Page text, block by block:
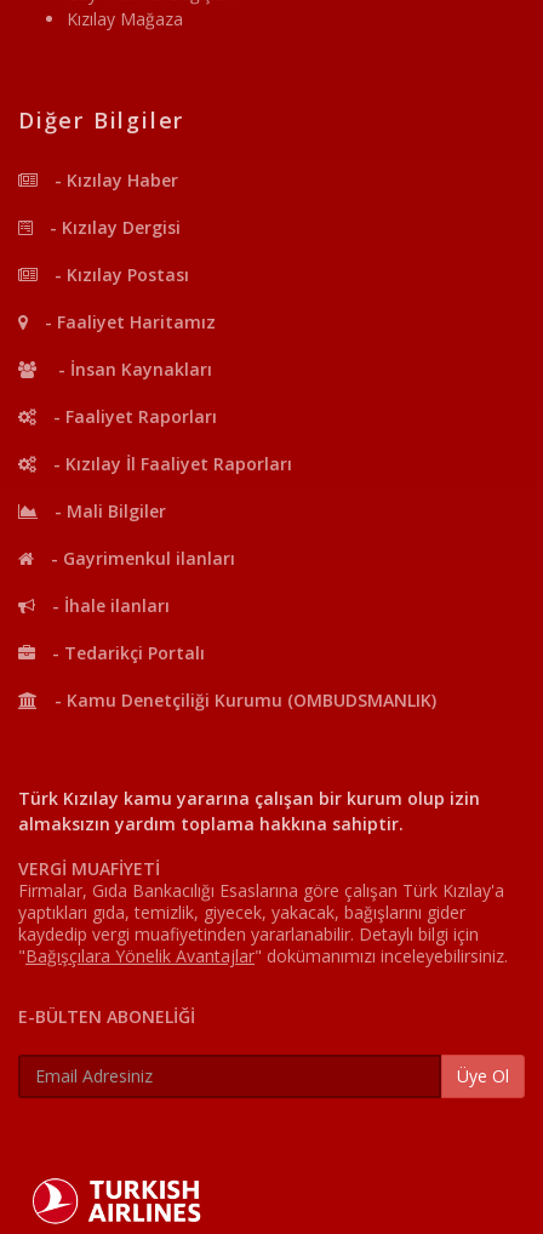
Kızılay Mağaza
Diğer Bilgiler
- Kızılay Haber
- Kızılay Dergisi
- Kızılay Postası
- Faaliyet Haritamız
- İnsan Kaynakları
- Faaliyet Raporları
- Kızılay İl Faaliyet Raporları
- Mali Bilgiler
- Gayrimenkul ilanları
- İhale ilanları
- Tedarikçi Portalı
- Kamu Denetçiliği Kurumu (OMBUDSMANLIK)
Türk Kızılay kamu yararına çalışan bir kurum olup izin
almaksızın yardım toplama hakkına sahiptir.
VERGİ MUAFİYETİ
Firmalar, Gıda Bankacılığı Esaslarına göre çalışan Türk Kızılay'a
yaptıkları gıda, temizlik, giyecek, yakacak, bağışlarını gider
kaydedip vergi muafiyetinden yararlanabilir. Detaylı bilgi için
"Bağışçılara Yönelik Avantajlar" dokümanımızı inceleyebilirsiniz.
E-BÜLTEN ABONELİĞİ
Üye Ol